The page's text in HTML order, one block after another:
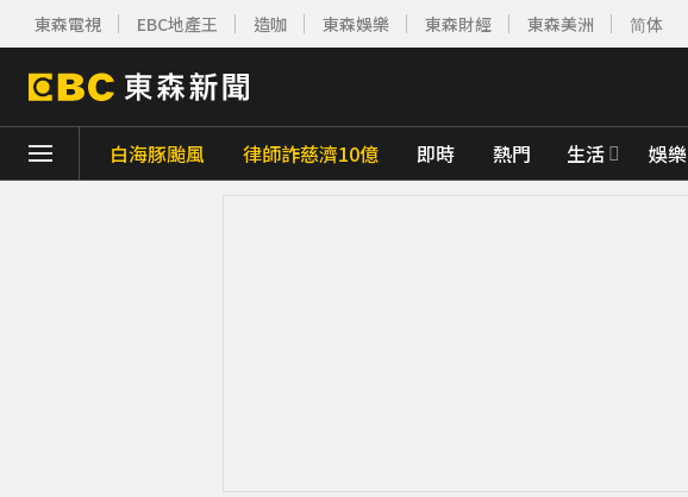
東森電視 EBC地產王 造咖 東森娛樂 東森財經 東森美洲 简体
白海豚颱風 律師詐慈濟10億 即時 熱門 生活 娛樂